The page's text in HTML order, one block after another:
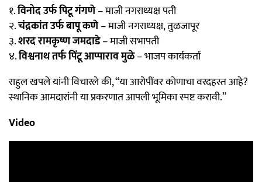
१.विनोद उर्फ पिटू गंगणे– माजी नगराध्यक्ष पती
२.चंद्रकांत उर्फ बापू कणे– माजी नगराध्यक्ष, तुळजापूर
३.शरद रामकृष्ण जमदाडे– माजी सभापती
४.विश्वनाथ तर्फ पिंटू आप्पाराव मुळे– भाजप कार्यकर्ता
राहुल खपले यांनी विचारले की, “या आरोपींवर कोणाचा वरदहस्त आहे?
स्थानिक आमदारांनी या प्रकरणात आपली भूमिका स्पष्ट करावी.”
Video